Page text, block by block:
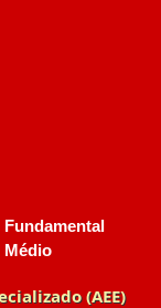
Médio
(AEE)